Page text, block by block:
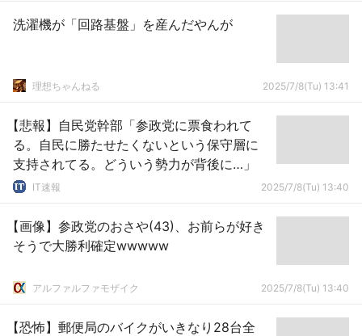
洗濯機が「回路基盤」を産んだやんが
理想ちゃんねる 2025/7/8(Tu) 13:41
【悲報】自民党幹部「参政党に票食われて
る。自民に勝たせたくないという保守層に
支持されてる。どういう勢力が背後に…」
IT速報 2025/7/8(Tu) 13:40
【画像】参政党のおさや(43)、お前らが好き
そうで大勝利確定wwwww
アルファルファモザイク 2025/7/8(Tu) 13:40
【恐怖】郵便局のバイクがいきなり28台全